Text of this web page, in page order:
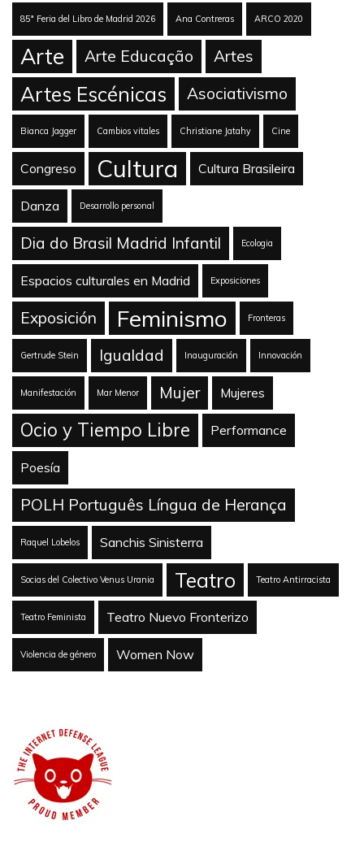
85ª Feria del Libro de Madrid 2026 Ana Contreras ARCO 2020
Arte Arte Educação Artes
Artes Escénicas Asociativismo
Bianca Jagger Cambios vitales Christiane Jatahy Cine
Congreso Cultura Cultura Brasileira
Danza Desarrollo personal
Dia do Brasil Madrid Infantil Ecologia
Espacios culturales en Madrid Exposiciones
Exposición Feminismo Fronteras
Gertrude Stein Igualdad Inauguración Innovación
Manifestación Mar Menor Mujer Mujeres
Ocio y Tiempo Libre Performance
Poesía
POLH Português Língua de Herança
Raquel Lobelos Sanchis Sinisterra
Socias del Colectivo Venus Urania Teatro Teatro Antirracista
Teatro Feminista Teatro Nuevo Fronterizo
Violencia de género Women Now